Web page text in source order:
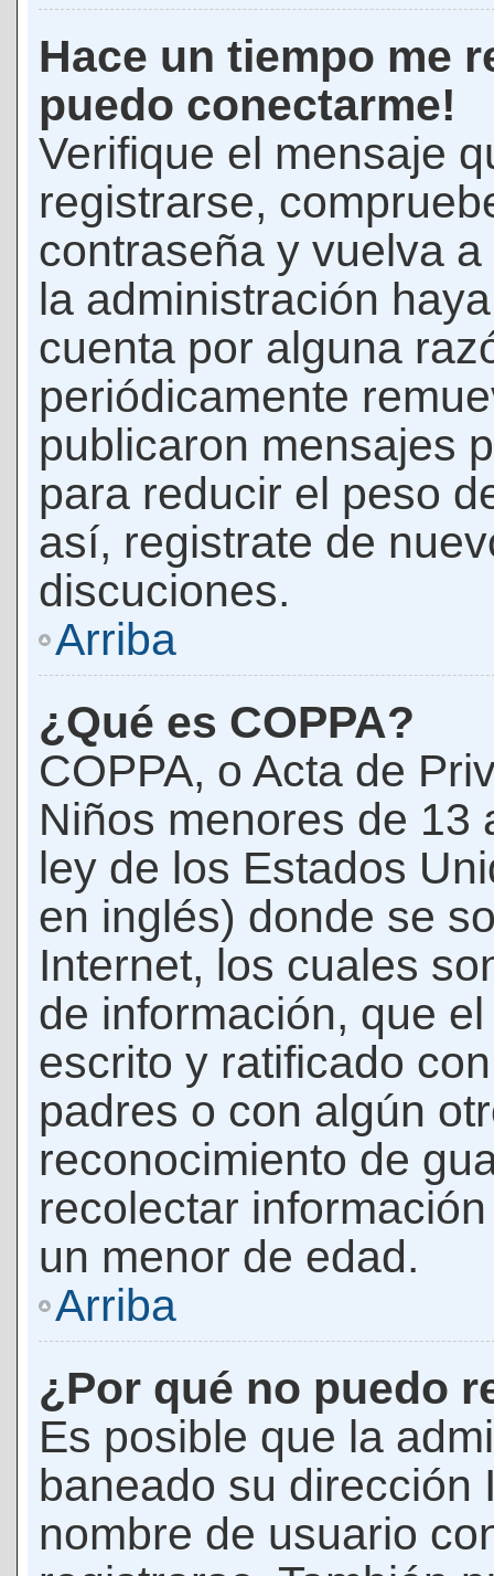
Hace un tiempo me
puedo conectarme!
Verifique el mensaje
registrarse,
contraseña y vuelva
la administración
cuenta por alguna
periódicamente
publicaron mensajes
para reducir el peso
así, registrate de
discuciones.
Arriba
¿Qué es COPPA?
COPPA, o Acta de
Niños menores de 13
ley de los Estados
en inglés) donde se
Internet, los cuales
de información, que
escrito y ratificado
padres o con algún
reconocimiento de
recolectar
un menor de edad.
Arriba
¿Por qué no puedo
Es posible que la
baneado su dirección
nombre de usuario